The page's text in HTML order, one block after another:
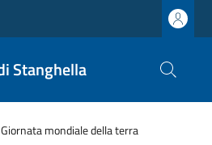
Stanghella
Giornata mondiale della terra